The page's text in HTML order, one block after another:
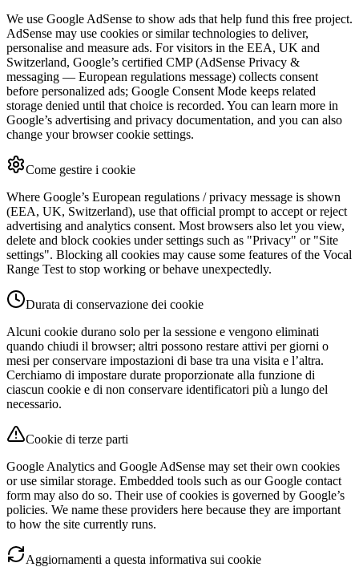
We use Google AdSense to show ads that help fund this free project.
AdSense may use cookies or similar technologies to deliver,
personalise and measure ads. For visitors in the EEA, UK and
Switzerland, Google’s certified CMP (AdSense Privacy &
messaging — European regulations message) collects consent
before personalized ads; Google Consent Mode keeps related
storage denied until that choice is recorded. You can learn more in
Google’s advertising and privacy documentation, and you can also
change your browser cookie settings.
Come gestire i cookie
Where Google’s European regulations / privacy message is shown
(EEA, UK, Switzerland), use that official prompt to accept or reject
advertising and analytics consent. Most browsers also let you view,
delete and block cookies under settings such as "Privacy" or "Site
settings". Blocking all cookies may cause some features of the Vocal
Range Test to stop working or behave unexpectedly.
Durata di conservazione dei cookie
Alcuni cookie durano solo per la sessione e vengono eliminati
quando chiudi il browser; altri possono restare attivi per giorni o
mesi per conservare impostazioni di base tra una visita e l’altra.
Cerchiamo di impostare durate proporzionate alla funzione di
ciascun cookie e di non conservare identificatori più a lungo del
necessario.
Cookie di terze parti
Google Analytics and Google AdSense may set their own cookies
or use similar storage. Embedded tools such as our Google contact
form may also do so. Their use of cookies is governed by Google’s
policies. We name these providers here because they are important
to how the site currently runs.
Aggiornamenti a questa informativa sui cookie